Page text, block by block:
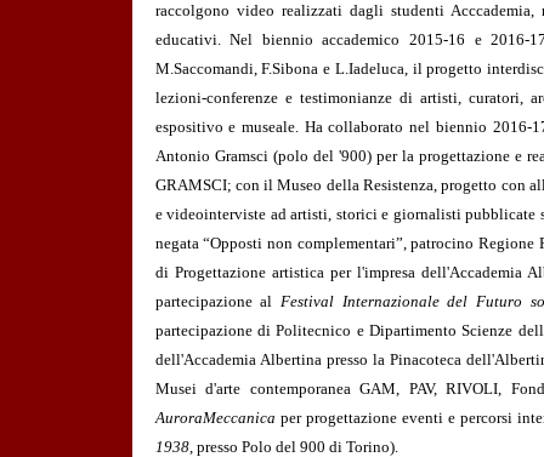
raccolgono video realizzati dagli studenti
educativi. Nel biennio accademico 2015-16 e
M.Saccomandi, F.Sibona e L.Iadeluca, il progetto
lezioni-conferenze e testimonianze di artisti, curatori,
espositivo e museale. Ha collaborato nel biennio 2016-
Antonio Gramsci (polo del '900) per la progettazione e
GRAMSCI; con il Museo della Resistenza, progetto con
e videointerviste ad artisti, storici e giornalisti pubblicate
negata “Opposti non complementari”, patrocino
di Progettazione artistica per l'impresa dell'Accademia
partecipazione al Festival Internazionale del Futuro
partecipazione di Politecnico e Dipartimento Scienze
dell'Accademia Albertina presso la Pinacoteca
Musei d'arte contemporanea GAM, PAV, RIVOLI,
AuroraMeccanica per progettazione eventi e percorsi
1938, presso Polo del 900 di Torino).